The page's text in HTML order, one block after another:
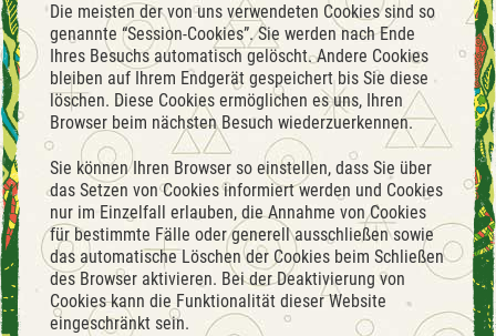
Die meisten der von uns verwendeten Cookies sind so
genannte “Session-Cookies”. Sie werden nach Ende
Ihres Besuchs automatisch gelöscht. Andere Cookies
bleiben auf Ihrem Endgerät gespeichert bis Sie diese
löschen. Diese Cookies ermöglichen es uns, Ihren
Browser beim nächsten Besuch wiederzuerkennen.
Sie können Ihren Browser so einstellen, dass Sie über
das Setzen von Cookies informiert werden und Cookies
nur im Einzelfall erlauben, die Annahme von Cookies
für bestimmte Fälle oder generell ausschließen sowie
das automatische Löschen der Cookies beim Schließen
des Browser aktivieren. Bei der Deaktivierung von
Cookies kann die Funktionalität dieser Website
eingeschränkt sein.